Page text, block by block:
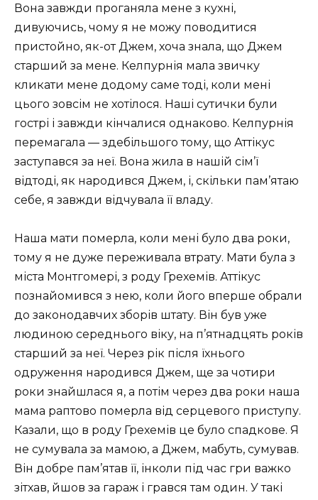
Вона завжди проганяла мене з кухні,
дивуючись, чому я не можу поводитися
пристойно, як-от Джем, хоча знала, що Джем
старший за мене. Келпурнія мала звичку
кликати мене додому саме тоді, коли мені
цього зовсім не хотілося. Наші сутички були
гострі і завжди кінчалися однаково. Келпурнія
перемагала — здебільшого тому, що Аттікус
заступався за неї. Вона жила в нашій сім’ї
відтоді, як народився Джем, і, скільки пам’ятаю
себе, я завжди відчувала її владу.
Наша мати померла, коли мені було два роки,
тому я не дуже переживала втрату. Мати була з
міста Монтгомері, з роду Грехемів. Аттікус
познайомився з нею, коли його вперше обрали
до законодавчих зборів штату. Він був уже
людиною середнього віку, на п’ятнадцять років
старший за неї. Через рік після їхнього
одруження народився Джем, ще за чотири
роки знайшлася я, а потім через два роки наша
мама раптово померла від серцевого приступу.
Казали, що в роду Грехемів це було спадкове. Я
не сумувала за мамою, а Джем, мабуть, сумував.
Він добре пам’ятав її, інколи під час гри важко
зітхав, йшов за гараж і грався там один. У такі